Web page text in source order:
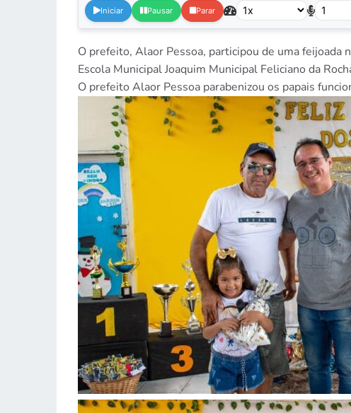
Iniciar Pausar Parar
O prefeito, Alaor Pessoa, participou de uma
Escola Municipal Joaquim Municipal Feliciano da
O prefeito Alaor Pessoa parabenizou os papais